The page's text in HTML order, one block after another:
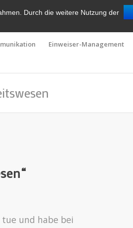
Durch die weitere Nutzung der
Einweiser-Management
und habe bei